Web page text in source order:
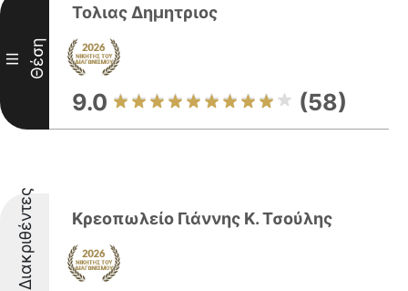
III Θέση
Τολιας Δημητριος
9.0 (58)
Διακριθέντες Κρεοπωλείο Γιάννης Κ. Τσούλης